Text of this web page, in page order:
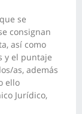
se
consignan
así como
y el puntaje
as, además
ello
Jurídico,